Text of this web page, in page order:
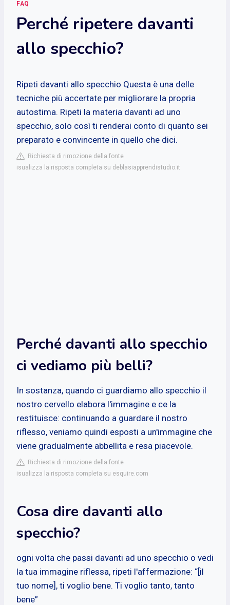
FAQ
Perché ripetere davanti
allo specchio?
Ripeti davanti allo specchio Questa è una delle
tecniche più accertate per migliorare la propria
autostima. Ripeti la materia davanti ad uno
specchio, solo così ti renderai conto di quanto sei
preparato e convincente in quello che dici.
Richiesta di rimozione della fonte
isualizza la risposta completa su deblasiapprendistudio.it
Perché davanti allo specchio
ci vediamo più belli?
In sostanza, quando ci guardiamo allo specchio il
nostro cervello elabora l'immagine e ce la
restituisce: continuando a guardare il nostro
riflesso, veniamo quindi esposti a un'immagine che
viene gradualmente abbellita e resa piacevole.
Richiesta di rimozione della fonte
isualizza la risposta completa su esquire.com
Cosa dire davanti allo
specchio?
ogni volta che passi davanti ad uno specchio o vedi
la tua immagine riflessa, ripeti l'affermazione: “[il
tuo nome], ti voglio bene. Ti voglio tanto, tanto
bene”